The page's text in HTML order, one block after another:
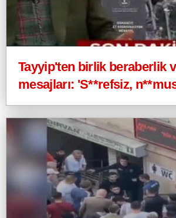
Tayyip'ten birlik beraberlik
mesajları: 'S**refsiz,